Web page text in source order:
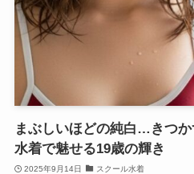
まぶしいほどの純白…きつ
水着で魅せる19歳の輝き
2025年9月14日 スクール水着